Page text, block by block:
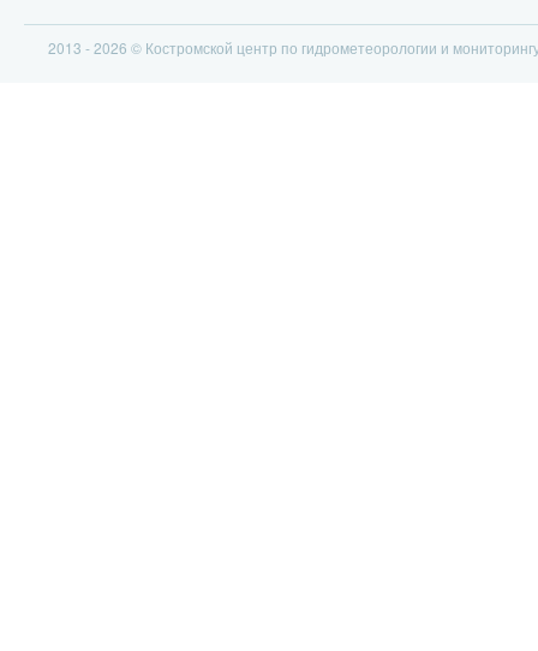
2013 - 2026 © Костромской центр по гидрометеорологии и